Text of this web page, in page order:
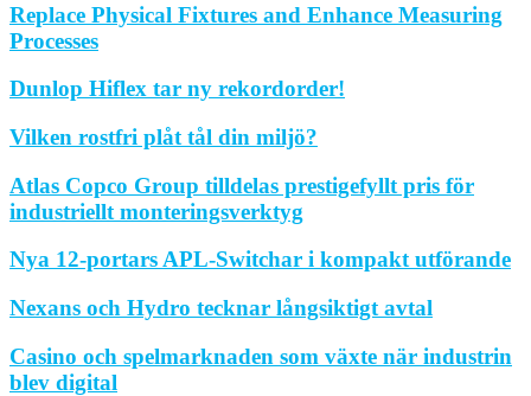
Replace Physical Fixtures and Enhance Measuring
Processes
Dunlop Hiflex tar ny rekordorder!
Vilken rostfri plåt tål din miljö?
Atlas Copco Group tilldelas prestigefyllt pris för
industriellt monteringsverktyg
Nya 12-portars APL-Switchar i kompakt utförande
Nexans och Hydro tecknar långsiktigt avtal
Casino och spelmarknaden som växte när industrin
blev digital